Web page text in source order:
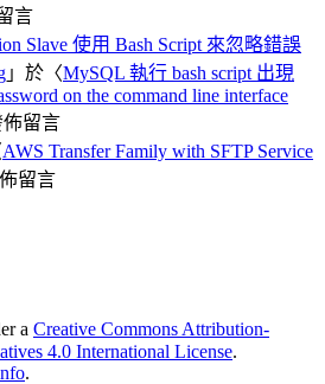
言
Slave 使用 Bash Script 來忽略錯誤
」於〈MySQL 執行 bash script 出現
on the command line interface
佈留言
AWS Transfer Family with SFTP Service
留言
a Creative Commons Attribution-
4.0 International License.
.